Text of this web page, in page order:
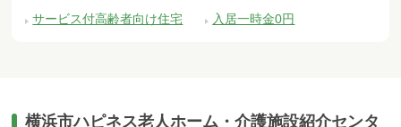
サービス付高齢者向け住宅
入居一時金0円
横浜市ハピネス老人ホーム・介護施設紹介センタ